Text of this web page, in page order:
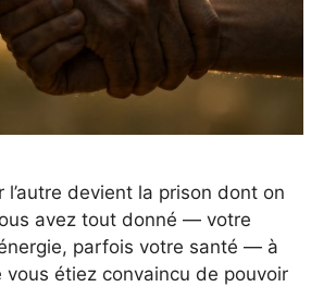
l’autre devient la prison dont on
avez tout donné — votre
parfois votre santé — à
vous étiez convaincu de pouvoir